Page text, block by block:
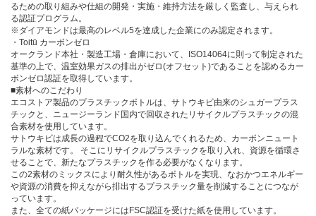
るための取り組みや仕組の開発・実施・維持方法を厳しく監査し、与えられ
る認証プログラム。
※ダイアモンドは最高のレベル5を達成した企業にのみ認定されます。
・Toitū カーボンゼロ
オークランド本社・製造工場・倉庫において、ISO14064に則って制定された
基準の上で、温室効果ガスの排出がゼロ(オフセット)であることを認めるカー
ボンゼロ認証を取得しています。
■素材へのこだわり
エコストア製品のプラスチックボトルは、サトウキビ由来のシュガープラス
チックと、ニュージーランド国内で回収されたリサイクルプラスチックの混
合素材を使用しています。
サトウキビは成長の過程でCO2を取り込んでくれるため、カーボンニュート
ラルな素材です。 そこにリサイクルプラスチックを取り入れ、資源を循環さ
せることで、新たなプラスチックを作る必要がなくなります。
この2素材のミックスにより耐久性があるボトルを実現、なおかつエネルギー
や資源の消費を抑えながら排出するプラスチック量を削減することにつなが
っています。
また、全ての紙パッケージにはFSC認証を受けた紙を使用しています。